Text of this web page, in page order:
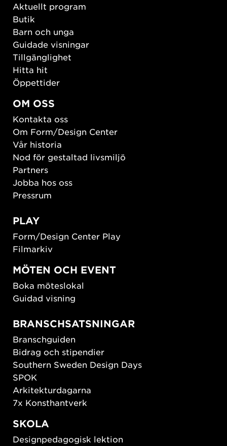
Aktuellt program
Butik
Barn och unga
Guidade visningar
Tillgänglighet
Hitta hit
Öppettider
OM OSS
Kontakta oss
Om Form/Design Center
Vår historia
Nod för gestaltad livsmiljö
Partners
Jobba hos oss
Pressrum
PLAY
Form/Design Center Play
Filmarkiv
MÖTEN OCH EVENT
Boka möteslokal
Guidad visning
BRANSCHSATSNINGAR
Branschguiden
Bidrag och stipendier
Southern Sweden Design Days
SPOK
Arkitekturdagarna
7x Konsthantverk
SKOLA
Designpedagogisk lektion